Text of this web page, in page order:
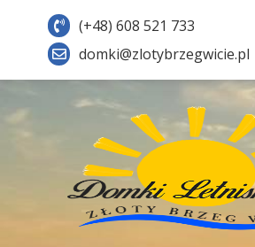
(+48) 608 521 733
domki@zlotybrzegwicie.pl